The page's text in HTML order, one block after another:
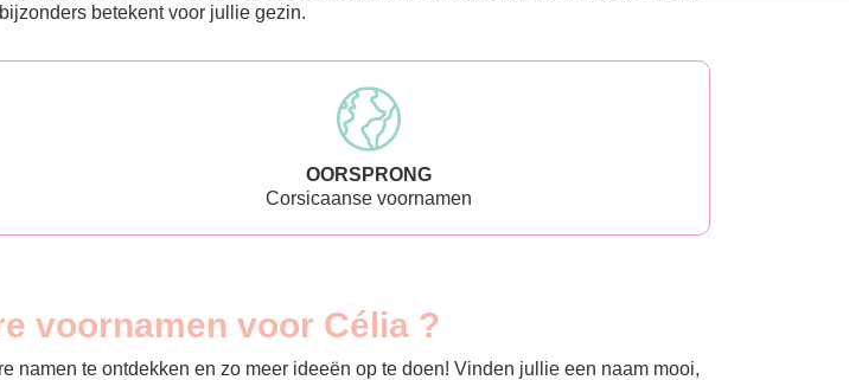
betekent voor jullie gezin.
OORSPRONG
Corsicaanse voornamen
voornamen voor Célia ?
te ontdekken en zo meer ideeën op te doen! Vinden jullie een naam mooi,